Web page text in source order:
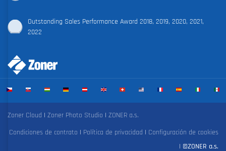
Outstanding Sales Performance Award 2018, 2019, 2020, 2021,
2022
Zoner Cloud | Zoner Photo Studio | ZONER a.s.
Condiciones de contrato | Política de privacidad | Configuración de cookies
| ©ZONER a.s.